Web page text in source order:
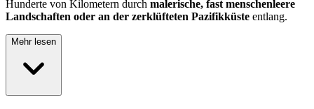
Hunderte von Kilometern durch malerische, fast menschenleere
Landschaften oder an der zerklüfteten Pazifikküste entlang.
Mehr lesen